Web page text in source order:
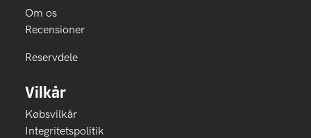
Om os
Recensioner
Reservdele
Vilkår
Købsvilkår
Integritetspolitik